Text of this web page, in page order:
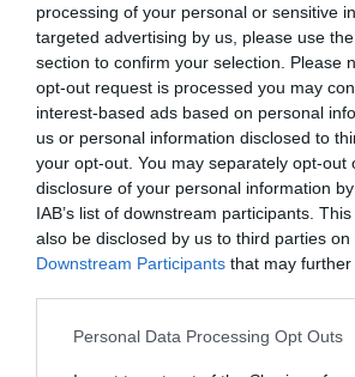
processing of your personal or sensitive
targeted advertising by us, please use
section to confirm your selection. Please
opt-out request is processed you may
interest-based ads based on personal
us or personal information disclosed to
your opt-out. You may separately opt-out
disclosure of your personal information
IAB’s list of downstream participants.
also be disclosed by us to third parties on
Downstream Participants that may
Please note that this website/app uses
Personal Data Processing Opt Outs